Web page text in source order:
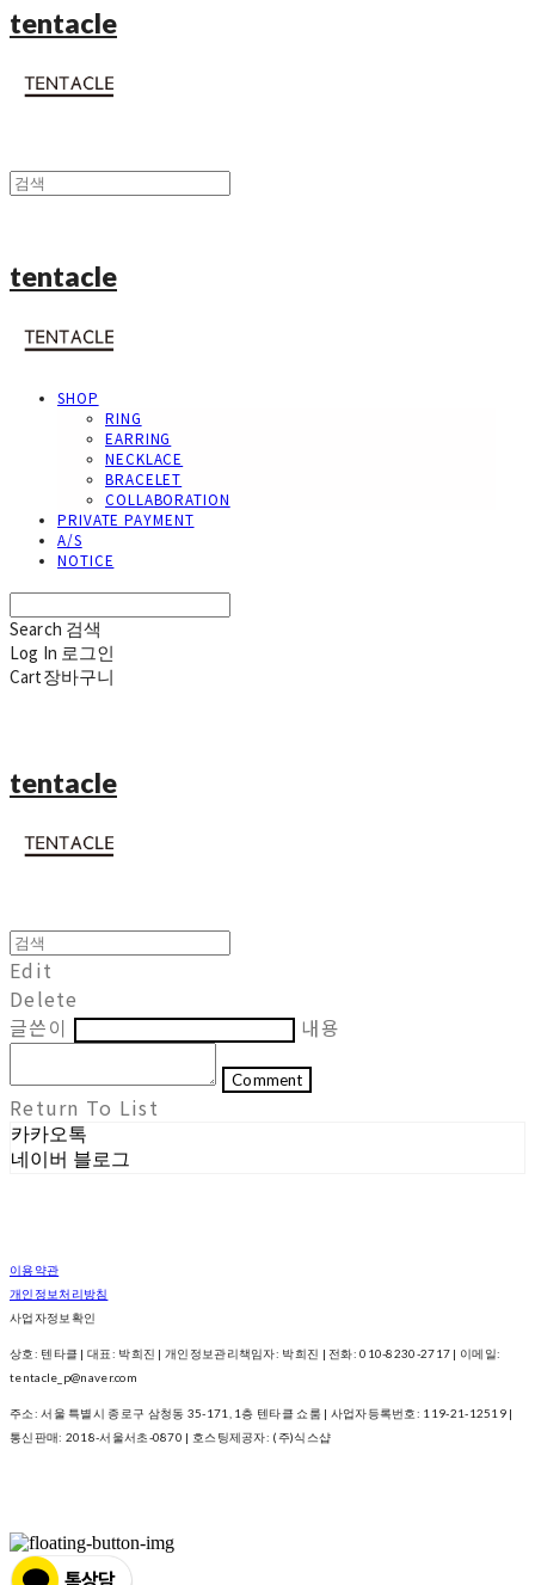
tentacle
tentacle
SHOP
RING
EARRING
NECKLACE
BRACELET
COLLABORATION
PRIVATE PAYMENT
A/S
NOTICE
Search 검색
Log In 로그인
Cart장바구니
tentacle
Edit
Delete
글쓴이
내용
Comment
Return To List
카카오톡
네이버 블로그
이용약관
개인정보처리방침
사업자정보확인
상호: 텐타클 | 대표: 박희진 | 개인정보관리책임자: 박희진 | 전화: 010-8230-2717 | 이메일:
tentacle_p@naver.com
주소: 서울 특별시 종로구 삼청동 35-171, 1층 텐타클 쇼룸 | 사업자등록번호: 119-21-12519 |
통신판매: 2018-서울서초-0870 | 호스팅제공자: (주)식스샵